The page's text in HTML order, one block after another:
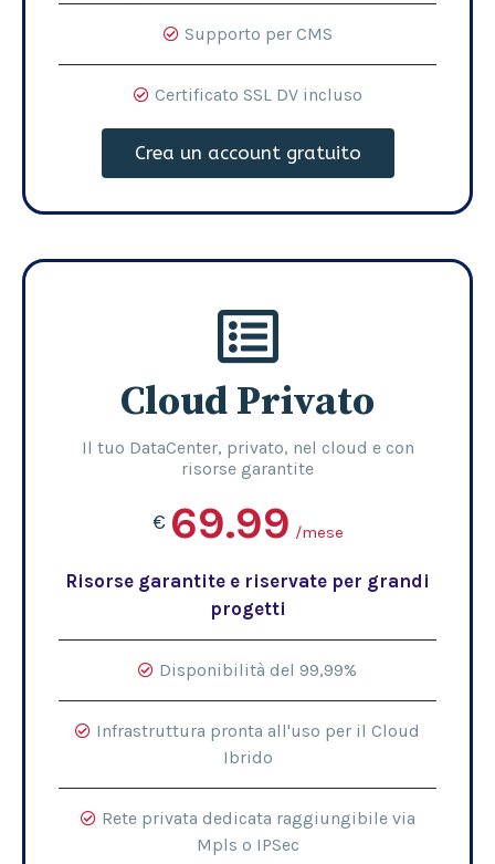
Supporto per CMS
Certificato SSL DV incluso
Crea un account gratuito
Cloud Privato
Il tuo DataCenter, privato, nel cloud e con
risorse garantite
€ 69.99 /mese
Risorse garantite e riservate per grandi
progetti
Disponibilità del 99,99%
Infrastruttura pronta all'uso per il Cloud
Ibrido
Rete privata dedicata raggiungibile via
Mpls o IPSec